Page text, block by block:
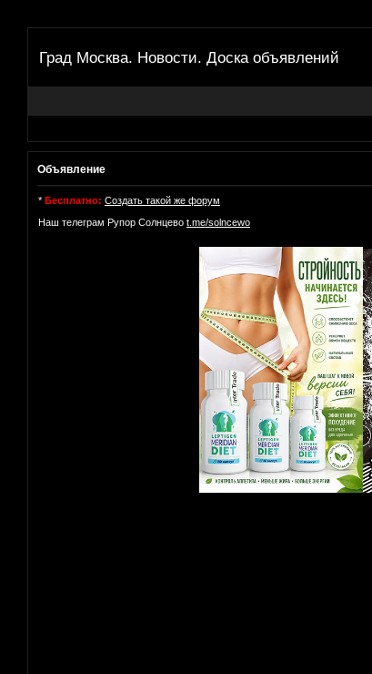
Град Москва. Новости. Доска объявлений
Объявление
* Бесплатно: Создать такой же форум
Наш телеграм Рупор Солнцево t.me/solncewo